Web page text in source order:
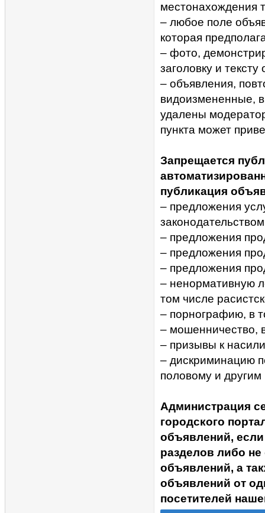
местонахождения
– любое поле
которая
– фото,
заголовку и
– объявления,
видоизмененные,
удалены
пункта может
Запрещается
публикация
– предложения
– предложения
– предложения
– предложения
– ненормативную
том числе
– порнографию, в
– мошенничество,
– призывы к
– дискриминацию
половому и другим
Администрация
городского
объявлений,
разделов либо
объявлений, а
объявлений от
посетителей